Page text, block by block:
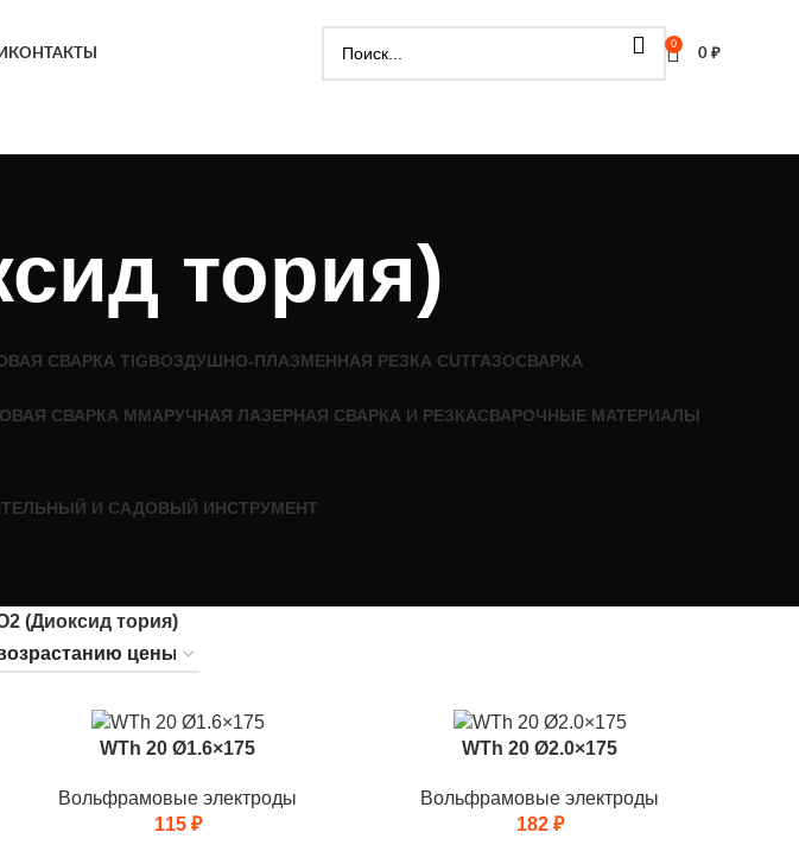
КОНТАКТЫ
0
0 ₽
тория)
СВАРКА TIGВОЗДУШНО-ПЛАЗМЕННАЯ РЕЗКА CUTГАЗОСВАРКА
СВАРКА MMAРУЧНАЯ ЛАЗЕРНАЯ СВАРКА И РЕЗКАСВАРОЧНЫЕ МАТЕРИАЛЫ
И САДОВЫЙ ИНСТРУМЕНТ
(Диоксид тория)
WTh 20 Ø1.6×175
Вольфрамовые электроды
115 ₽
WTh 20 Ø2.0×175
Вольфрамовые электроды
182 ₽